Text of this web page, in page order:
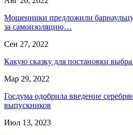
Мошенники предложили
за самоизоляцию…
Сен 27, 2022
Какую сказку для постановки
Мар 29, 2022
Госдума одобрила введение
выпускников
Июл 13, 2023